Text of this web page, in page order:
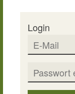
Login